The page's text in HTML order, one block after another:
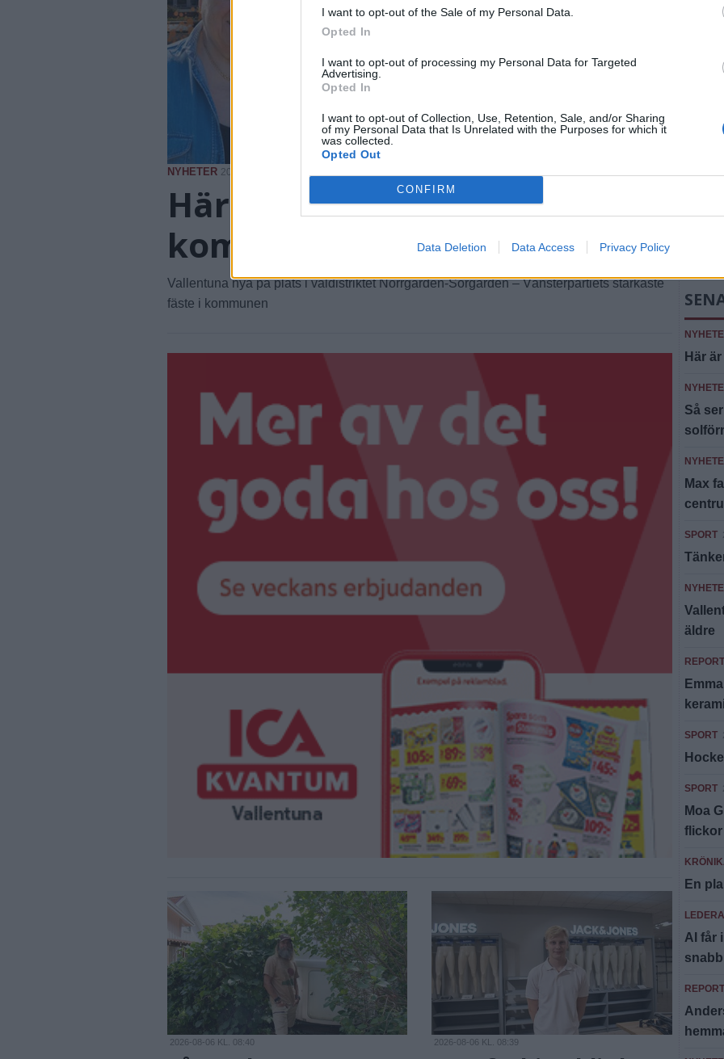
I want to opt-out of the Sale of my Personal Data.
Opted In
I want to opt-out of processing my Personal Data for Targeted
Advertising.
Opted In
I want to opt-out of Collection, Use, Retention, Sale, and/or Sharing
of my Personal Data that Is Unrelated with the Purposes for which it
was collected.
Opted Out
CONFIRM
Data Deletion Data Access Privacy Policy
NYHETER 2026-08-06 KL. 08:42
Här är en röd fläcki en blå
kommun
Vallentuna nya på plats i valdistriktet Norrgården-Sörgården – Vänsterpartiets starkaste
fäste i kommunen
2026-08-06 KL. 08:40 2026-08-06 KL. 08:39
Här
Så
Max
SPORT
äldre
SPORT
SPORT
Moa
flickor
En
LEDERA
AI får